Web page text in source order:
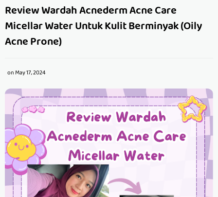
Review Wardah Acnederm Acne Care
Micellar Water Untuk Kulit Berminyak (Oily
Acne Prone)
onMay 17, 2024